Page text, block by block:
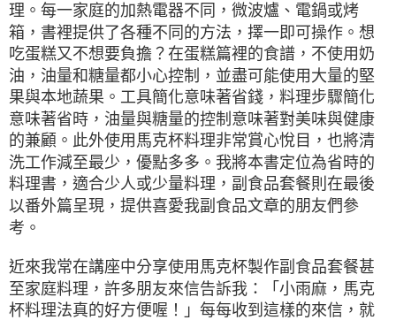
理。每一家庭的加熱電器不同，微波爐、電鍋或烤
箱，書裡提供了各種不同的方法，擇一即可操作。想
吃蛋糕又不想要負擔？在蛋糕篇裡的食譜，不使用奶
油，油量和糖量都小心控制，並盡可能使用大量的堅
果與本地蔬果。工具簡化意味著省錢，料理步驟簡化
意味著省時，油量與糖量的控制意味著對美味與健康
的兼顧。此外使用馬克杯料理非常賞心悅目，也將清
洗工作減至最少，優點多多。我將本書定位為省時的
料理書，適合少人或少量料理，副食品套餐則在最後
以番外篇呈現，提供喜愛我副食品文章的朋友們參
考。
近來我常在講座中分享使用馬克杯製作副食品套餐甚
至家庭料理，許多朋友來信告訴我：「小雨麻，馬克
杯料理法真的好方便喔！」每每收到這樣的來信，就